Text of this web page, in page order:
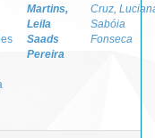
Martins,
Leila
Saads
Pereira
Cruz,
Sabóia
Fonseca